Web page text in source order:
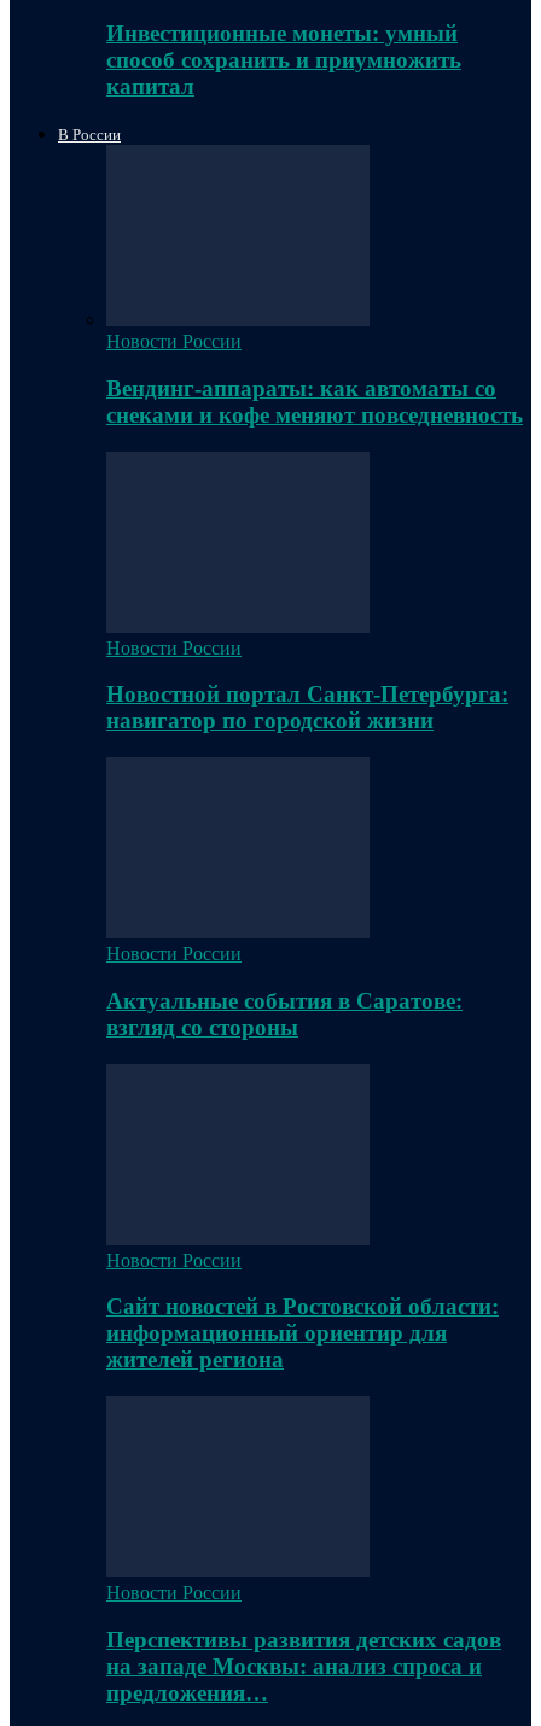
Инвестиционные монеты: умный
способ сохранить и приумножить
капитал
В России
Новости России
Вендинг-аппараты: как автоматы со
снеками и кофе меняют повседневность
Новости России
Новостной портал Санкт-Петербурга:
навигатор по городской жизни
Новости России
Актуальные события в Саратове:
взгляд со стороны
Новости России
Сайт новостей в Ростовской области:
информационный ориентир для
жителей региона
Новости России
Перспективы развития детских садов
на западе Москвы: анализ спроса и
предложения…